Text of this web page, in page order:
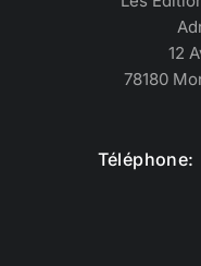
12
78180